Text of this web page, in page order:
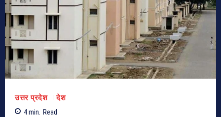
उत्तर प्रदेश
देश
4min. Read